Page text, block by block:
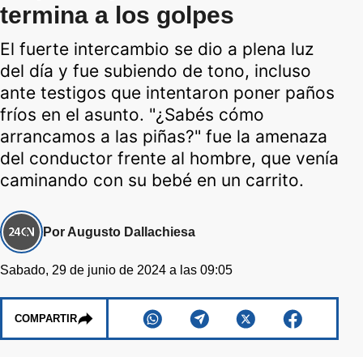
termina a los golpes
El fuerte intercambio se dio a plena luz
del día y fue subiendo de tono, incluso
ante testigos que intentaron poner paños
fríos en el asunto. "¿Sabés cómo
arrancamos a las piñas?" fue la amenaza
del conductor frente al hombre, que venía
caminando con su bebé en un carrito.
Por Augusto Dallachiesa
Sabado, 29 de junio de 2024 a las 09:05
COMPARTIR